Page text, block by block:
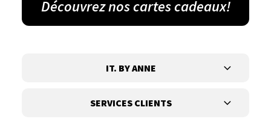
Découvrez nos cartes cadeaux!
IT. BY ANNE
SERVICES CLIENTS